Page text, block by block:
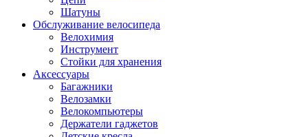
Шатуны
Обслуживание велосипеда
Велохимия
Инструмент
Стойки для хранения
Аксессуары
Багажники
Велозамки
Велокомпьютеры
Держатели гаджетов